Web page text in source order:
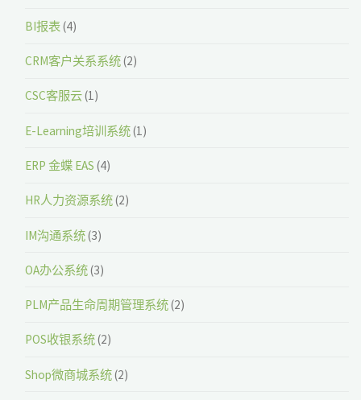
BI报表(4)
CRM客户关系系统(2)
CSC客服云(1)
E-Learning培训系统(1)
ERP 金蝶 EAS (4)
HR人力资源系统(2)
IM沟通系统(3)
OA办公系统(3)
PLM产品生命周期管理系统(2)
POS收银系统(2)
Shop微商城系统(2)